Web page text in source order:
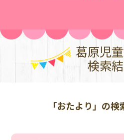
葛原児
検索
「おたより」の